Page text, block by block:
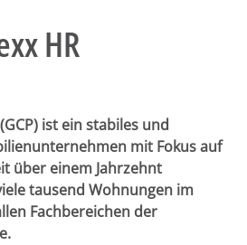
HR
ist ein stabiles und
mit Fokus auf
über einem Jahrzehnt
tausend Wohnungen im
Fachbereichen der